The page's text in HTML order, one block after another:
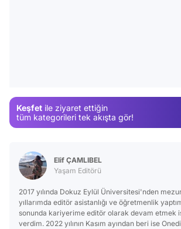
Keşfet ile ziyaret ettiğin
tüm kategorileri tek akışta gör!
Elif ÇAMLIBEL
Yaşam Editörü
2017 yılında Dokuz Eylül Üniversitesi'nden
yıllarımda editör asistanlığı ve öğretmenlik
sonunda kariyerime editör olarak devam etmek
verdim. 2022 yılının Kasım ayından beri ise